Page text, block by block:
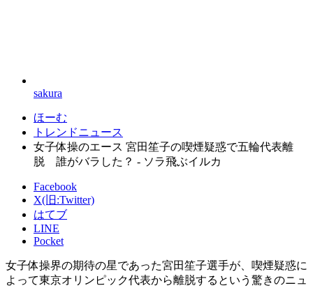
sakura
ほーむ
トレンドニュース
女子体操のエース 宮田笙子の喫煙疑惑で五輪代表離
脱 誰がバラした？ - ソラ飛ぶイルカ
Facebook
X(旧:Twitter)
はてブ
LINE
Pocket
女子体操界の期待の星であった宮田笙子選手が、喫煙疑惑に
よって東京オリンピック代表から離脱するという驚きのニュ